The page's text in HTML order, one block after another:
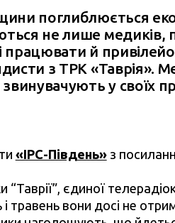
поглиблюється
не лише медиків,
й
з ТРК «Таврія».
у своїх
«IPC-Південь»з
єдиної
травень вони досі не